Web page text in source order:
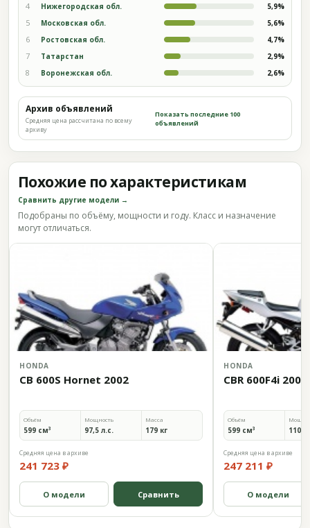
4 Нижегородская обл. 5,9%
5 Московская обл. 5,6%
6 Ростовская обл. 4,7%
7 Татарстан 2,9%
8 Воронежская обл. 2,6%
Архив объявлений
Средняя цена рассчитана по всему
архиву
Показать последние 100
объявлений
Похожие по характеристикам
Сравнить другие модели →
Подобраны по объёму, мощности и году. Класс и назначение
могут отличаться.
HONDA
CB 600S Hornet 2002
Объём
599 см³
Мощность
97,5 л.с.
Масса
179 кг
Средняя цена в архиве
241 723 ₽
О модели Сравнить
HONDA
CBR 600F4i 2002
Объём
599 см³ 110,2
Средняя цена в архиве
247 211 ₽
О модели